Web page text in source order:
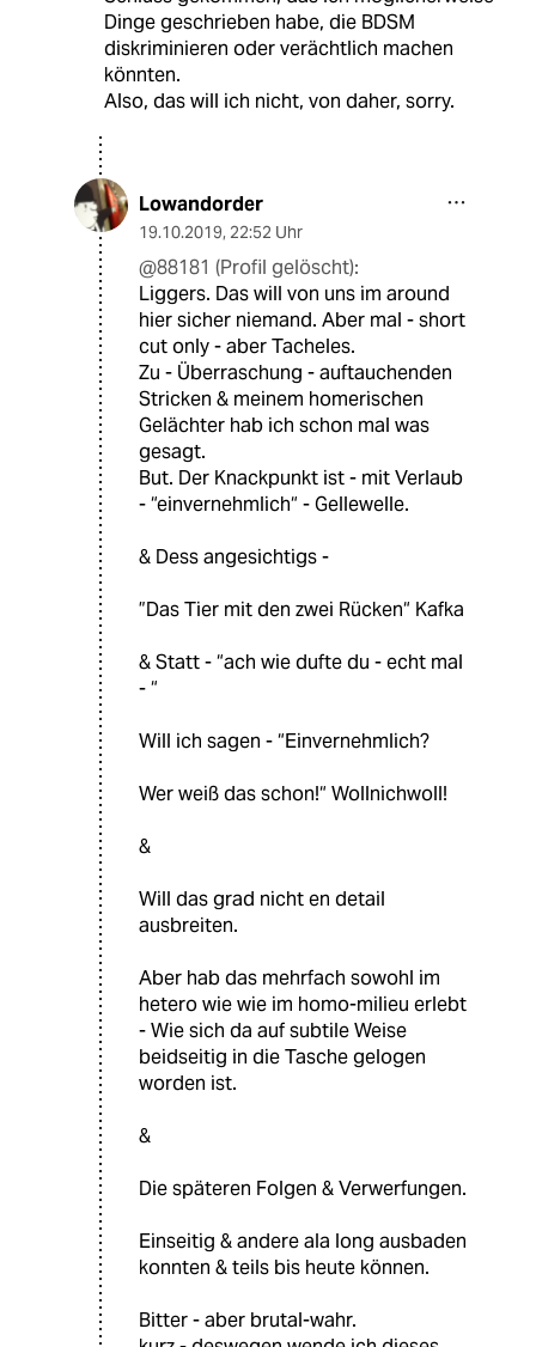
Dinge geschrieben habe, die BDSM
diskriminieren oder verächtlich machen
könnten.
Also, das will ich nicht, von daher, sorry.
Lowandorder
19.10.2019, 22:52 Uhr
@88181 (Profil gelöscht):
Liggers. Das will von uns im around
hier sicher niemand. Aber mal - short
cut only - aber Tacheles.
Zu - Überraschung - auftauchenden
Stricken & meinem homerischen
Gelächter hab ich schon mal was
gesagt.
But. Der Knackpunkt ist - mit Verlaub
- “einvernehmlich“ - Gellewelle.
& Dess angesichtigs -
”Das Tier mit den zwei Rücken“ Kafka
& Statt - “ach wie dufte du - echt mal
- “
Will ich sagen - “Einvernehmlich?
Wer weiß das schon!“ Wollnichwoll!
&
Will das grad nicht en detail
ausbreiten.
Aber hab das mehrfach sowohl im
hetero wie wie im homo-milieu erlebt
- Wie sich da auf subtile Weise
beidseitig in die Tasche gelogen
worden ist.
&
Die späteren Folgen & Verwerfungen.
Einseitig & andere ala long ausbaden
konnten & teils bis heute können.
Bitter - aber brutal-wahr.